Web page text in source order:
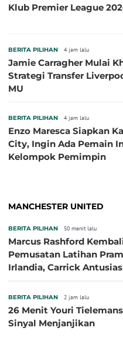
Klub Premier League
BERITA PILIHAN 4 jam lalu
Jamie Carragher Mulai
Strategi Transfer
MU
BERITA PILIHAN 4 jam lalu
Enzo Maresca Siapkan
City, Ingin Ada Pemain
Kelompok Pemimpin
MANCHESTER UNITED
BERITA PILIHAN 50 menit lalu
Marcus Rashford
Pemusatan Latihan
Irlandia, Carrick
BERITA PILIHAN 2 jam lalu
26 Menit Youri
Sinyal Menjanjikan